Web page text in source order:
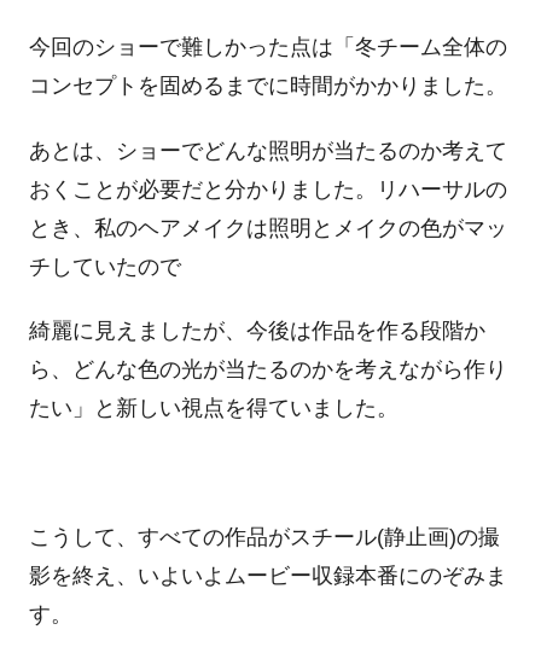
今回のショーで難しかった点は「冬チーム全体の
コンセプトを固めるまでに時間がかかりました。
あとは、ショーでどんな照明が当たるのか考えて
おくことが必要だと分かりました。リハーサルの
とき、私のヘアメイクは照明とメイクの色がマッ
チしていたので
綺麗に見えましたが、今後は作品を作る段階か
ら、どんな色の光が当たるのかを考えながら作り
たい」と新しい視点を得ていました。
こうして、すべての作品がスチール(静止画)の撮
影を終え、いよいよムービー収録本番にのぞみま
す。